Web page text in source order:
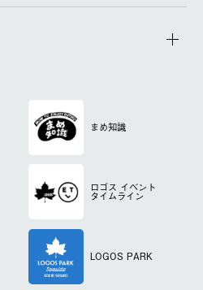
まめ知識
ロゴス イベント
タイムライン
LOGOS PARK